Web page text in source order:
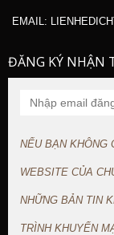
EMAIL:
ĐĂNG KÝ NHẬN
NẾU BẠN KHÔNG
WEBSITE CỦA
NHỮNG BẢN TIN
TRÌNH KHUYẾN